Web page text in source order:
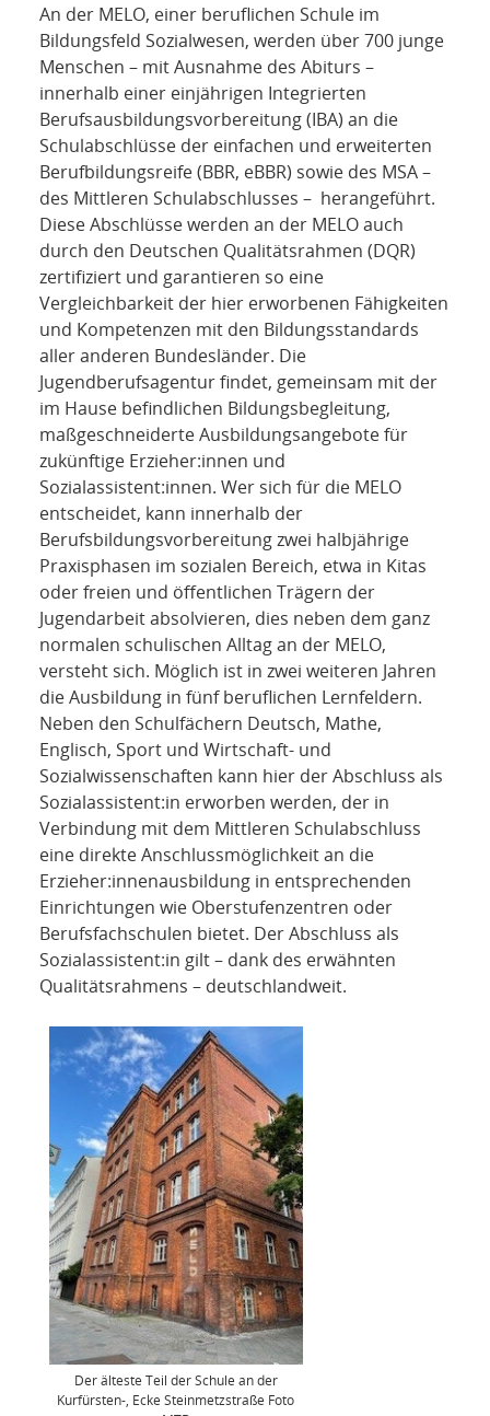
An der MELO, einer beruflichen Schule im
Bildungsfeld Sozialwesen, werden über 700 junge
Menschen – mit Ausnahme des Abiturs –
innerhalb einer einjährigen Integrierten
Berufsausbildungsvorbereitung (IBA) an die
Schulabschlüsse der einfachen und erweiterten
Berufbildungsreife (BBR, eBBR) sowie des MSA –
des Mittleren Schulabschlusses – herangeführt.
Diese Abschlüsse werden an der MELO auch
durch den Deutschen Qualitätsrahmen (DQR)
zertifiziert und garantieren so eine
Vergleichbarkeit der hier erworbenen Fähigkeiten
und Kompetenzen mit den Bildungsstandards
aller anderen Bundesländer. Die
Jugendberufsagentur findet, gemeinsam mit der
im Hause befindlichen Bildungsbegleitung,
maßgeschneiderte Ausbildungsangebote für
zukünftige Erzieher:innen und
Sozialassistent:innen. Wer sich für die MELO
entscheidet, kann innerhalb der
Berufsbildungsvorbereitung zwei halbjährige
Praxisphasen im sozialen Bereich, etwa in Kitas
oder freien und öffentlichen Trägern der
Jugendarbeit absolvieren, dies neben dem ganz
normalen schulischen Alltag an der MELO,
versteht sich. Möglich ist in zwei weiteren Jahren
die Ausbildung in fünf beruflichen Lernfeldern.
Neben den Schulfächern Deutsch, Mathe,
Englisch, Sport und Wirtschaft- und
Sozialwissenschaften kann hier der Abschluss als
Sozialassistent:in erworben werden, der in
Verbindung mit dem Mittleren Schulabschluss
eine direkte Anschlussmöglichkeit an die
Erzieher:innenausbildung in entsprechenden
Einrichtungen wie Oberstufenzentren oder
Berufsfachschulen bietet. Der Abschluss als
Sozialassistent:in gilt – dank des erwähnten
Qualitätsrahmens – deutschlandweit.
Der älteste Teil der Schule an der
Kurfürsten-, Ecke Steinmetzstraße Foto